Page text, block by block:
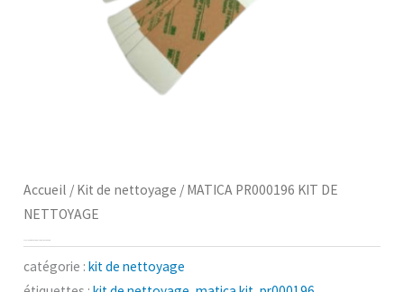
Accueil / Kit de nettoyage / MATICA PR000196 KIT DE
NETTOYAGE
MATICA PR000196 KIT DE NETTOYAGE
catégorie :kit de nettoyage